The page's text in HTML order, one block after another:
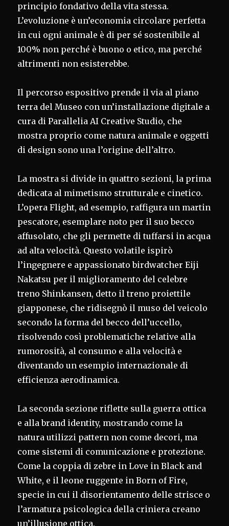
principio fondativo della vita stessa.
L’evoluzione è un’economia circolare perfetta
in cui ogni animale è di per sé sostenibile al
100% non perché è buono o etico, ma perché
altrimenti non esisterebbe.
Il percorso espositivo prende il via al piano
terra del Museo con un’installazione digitale a
cura di Parallelia AI Creative Studio, che
mostra proprio come natura animale e oggetti
di design sono una l’origine dell’altro.
La mostra si divide in quattro sezioni, la prima
dedicata al mimetismo strutturale e cinetico.
L’opera Flight, ad esempio, raffigura un martin
pescatore, esemplare noto per il suo becco
affusolato, che gli permette di tuffarsi in acqua
ad alta velocità. Questo volatile ispirò
l’ingegnere e appassionato birdwatcher Eiji
Nakatsu per il miglioramento del celebre
treno Shinkansen, detto il treno proiettile
giapponese, che ridisegnò il muso del veicolo
secondo la forma del becco dell’uccello,
risolvendo così problematiche relative alla
rumorosità, al consumo e alla velocità e
diventando un esempio internazionale di
efficienza aerodinamica.
La seconda sezione riflette sulla guerra ottica
e alla brand identity, mostrando come la
natura utilizzi pattern non come decori, ma
come sistemi di comunicazione e protezione.
Come la coppia di zebre in Love in Black and
White, e il leone ruggente in Born of Fire,
specie in cui il disorientamento delle strisce o
l’armatura psicologica della criniera creano
un’illusione ottica.